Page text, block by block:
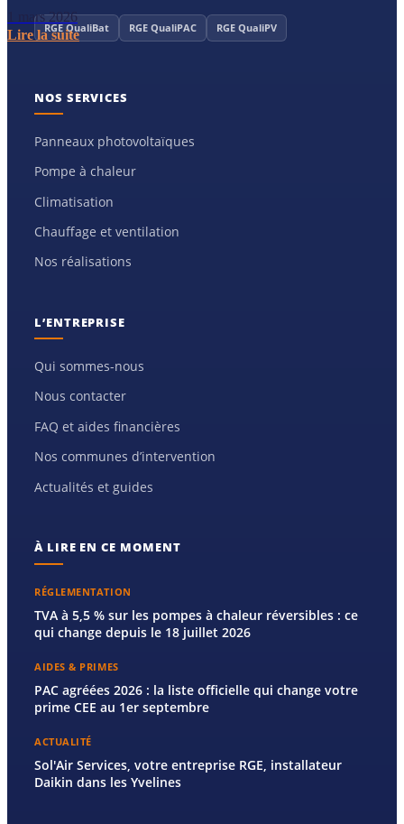
1 mars 2026
Lire la suite
RGE QualiBat RGE QualiPAC RGE QualiPV
NOS SERVICES
Panneaux photovoltaïques
Pompe à chaleur
Climatisation
Chauffage et ventilation
Nos réalisations
L’ENTREPRISE
Qui sommes-nous
Nous contacter
FAQ et aides financières
Nos communes d’intervention
Actualités et guides
À LIRE EN CE MOMENT
RÉGLEMENTATION
TVA à 5,5 % sur les pompes à chaleur réversibles : ce
qui change depuis le 18 juillet 2026
AIDES & PRIMES
PAC agréées 2026 : la liste officielle qui change votre
prime CEE au 1er septembre
ACTUALITÉ
Sol'Air Services, votre entreprise RGE, installateur
Daikin dans les Yvelines